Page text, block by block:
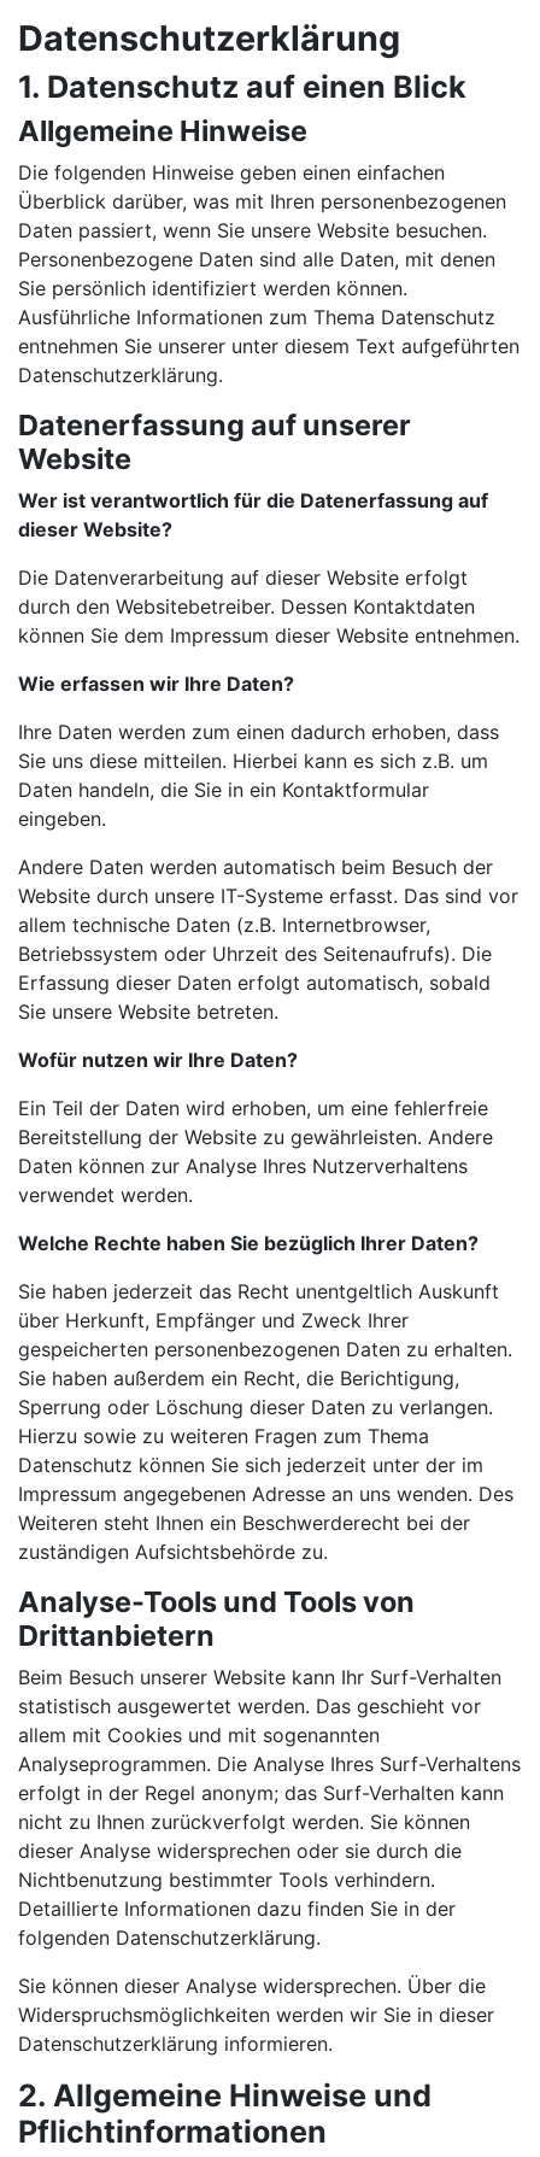
Datenschutzerklärung
1. Datenschutz auf einen Blick
Allgemeine Hinweise
Die folgenden Hinweise geben einen einfachen
Überblick darüber, was mit Ihren personenbezogenen
Daten passiert, wenn Sie unsere Website besuchen.
Personenbezogene Daten sind alle Daten, mit denen
Sie persönlich identifiziert werden können.
Ausführliche Informationen zum Thema Datenschutz
entnehmen Sie unserer unter diesem Text aufgeführten
Datenschutzerklärung.
Datenerfassung auf unserer
Website
Wer ist verantwortlich für die Datenerfassung auf
dieser Website?
Die Datenverarbeitung auf dieser Website erfolgt
durch den Websitebetreiber. Dessen Kontaktdaten
können Sie dem Impressum dieser Website entnehmen.
Wie erfassen wir Ihre Daten?
Ihre Daten werden zum einen dadurch erhoben, dass
Sie uns diese mitteilen. Hierbei kann es sich z.B. um
Daten handeln, die Sie in ein Kontaktformular
eingeben.
Andere Daten werden automatisch beim Besuch der
Website durch unsere IT-Systeme erfasst. Das sind vor
allem technische Daten (z.B. Internetbrowser,
Betriebssystem oder Uhrzeit des Seitenaufrufs). Die
Erfassung dieser Daten erfolgt automatisch, sobald
Sie unsere Website betreten.
Wofür nutzen wir Ihre Daten?
Ein Teil der Daten wird erhoben, um eine fehlerfreie
Bereitstellung der Website zu gewährleisten. Andere
Daten können zur Analyse Ihres Nutzerverhaltens
verwendet werden.
Welche Rechte haben Sie bezüglich Ihrer Daten?
Sie haben jederzeit das Recht unentgeltlich Auskunft
über Herkunft, Empfänger und Zweck Ihrer
gespeicherten personenbezogenen Daten zu erhalten.
Sie haben außerdem ein Recht, die Berichtigung,
Sperrung oder Löschung dieser Daten zu verlangen.
Hierzu sowie zu weiteren Fragen zum Thema
Datenschutz können Sie sich jederzeit unter der im
Impressum angegebenen Adresse an uns wenden. Des
Weiteren steht Ihnen ein Beschwerderecht bei der
zuständigen Aufsichtsbehörde zu.
Analyse-Tools und Tools von
Drittanbietern
Beim Besuch unserer Website kann Ihr Surf-Verhalten
statistisch ausgewertet werden. Das geschieht vor
allem mit Cookies und mit sogenannten
Analyseprogrammen. Die Analyse Ihres Surf-Verhaltens
erfolgt in der Regel anonym; das Surf-Verhalten kann
nicht zu Ihnen zurückverfolgt werden. Sie können
dieser Analyse widersprechen oder sie durch die
Nichtbenutzung bestimmter Tools verhindern.
Detaillierte Informationen dazu finden Sie in der
folgenden Datenschutzerklärung.
Sie können dieser Analyse widersprechen. Über die
Widerspruchsmöglichkeiten werden wir Sie in dieser
Datenschutzerklärung informieren.
2. Allgemeine Hinweise und
Pflichtinformationen